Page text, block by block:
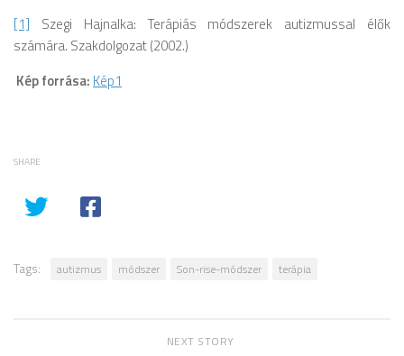
[1] Szegi Hajnalka: Terápiás módszerek autizmussal élők
számára. Szakdolgozat (2002.)
Kép forrása: Kép1
SHARE
Tags: autizmus módszer Son-rise-módszer terápia
NEXT STORY